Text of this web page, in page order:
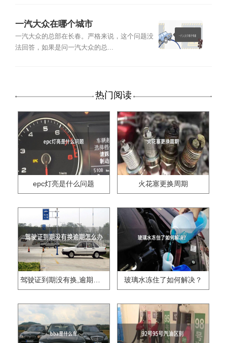
一汽大众在哪个城市
一汽大众的总部在长春。严格来说，这个问题没
法回答，如果是问一汽大众的总...
热门阅读
epc灯亮是什么问题 火花塞更换周期
驾驶证到期没有换,逾期怎么办?? 玻璃水冻住了如何解决？